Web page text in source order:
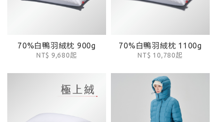
70%白鴨羽絨枕 900g
NT$ 9,680起
70%白鴨羽絨枕 1100g
NT$ 10,780起